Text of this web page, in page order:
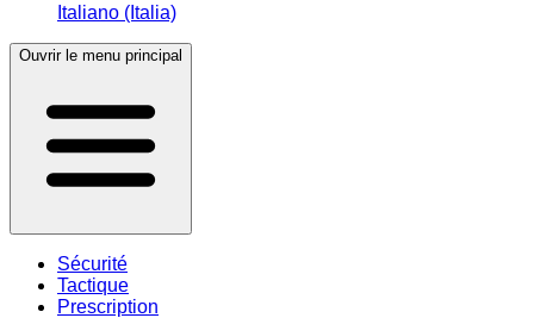
Italiano (Italia)
Ouvrir le menu principal
Sécurité
Tactique
Prescription